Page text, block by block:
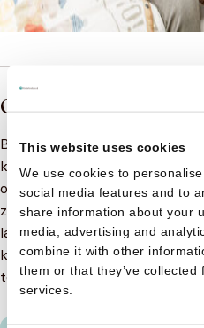
This website uses cookies
We use cookies to
social media features and to
share information about your
media, advertising and
combine it with other
them or that they’ve
services.
Onze Missie
Bij Kinderboekjes.nl zijn we
kinderboeken een essentiële
ontwikkeling van kinderen.
zoveel mogelijk kinderen het
laten ervaren. Wij bieden
kinderboeken voor betaalbare
toegankelijk is voor iedereen!